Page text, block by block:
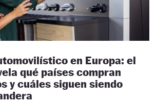
en Europa: el
qué países compran
y cuáles siguen siendo